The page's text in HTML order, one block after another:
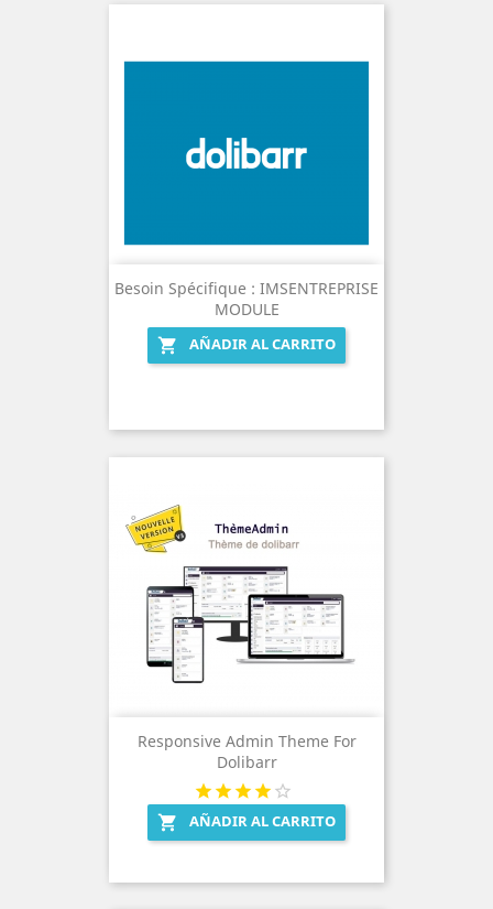
Besoin Spécifique : IMSENTREPRISE
MODULE

AÑADIR AL CARRITO
Responsive Admin Theme For
Dolibarr
 AÑADIR AL CARRITO